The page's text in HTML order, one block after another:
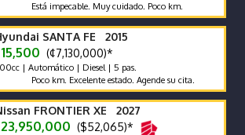
Está impecable. Muy cuidado. Poco km.
SANTA FE 2015
(¢7,130,000)*
| Automático | Diesel | 5 pas.
Poco km. Excelente estado. Agende su cita.
FRONTIER XE 2027
($52,065)*